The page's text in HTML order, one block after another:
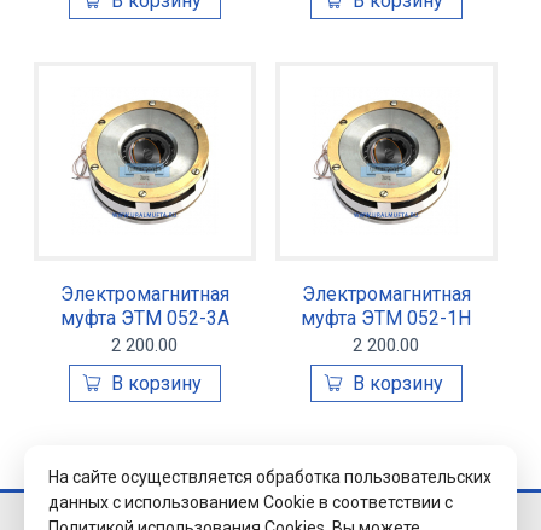
Электромагнитная
муфта ЭТМ 052-3А
2 200.00
Электромагнитная
муфта ЭТМ 052-1Н
2 200.00
На сайте осуществляется обработка пользовательских
данных с использованием Cookie в соответствии с